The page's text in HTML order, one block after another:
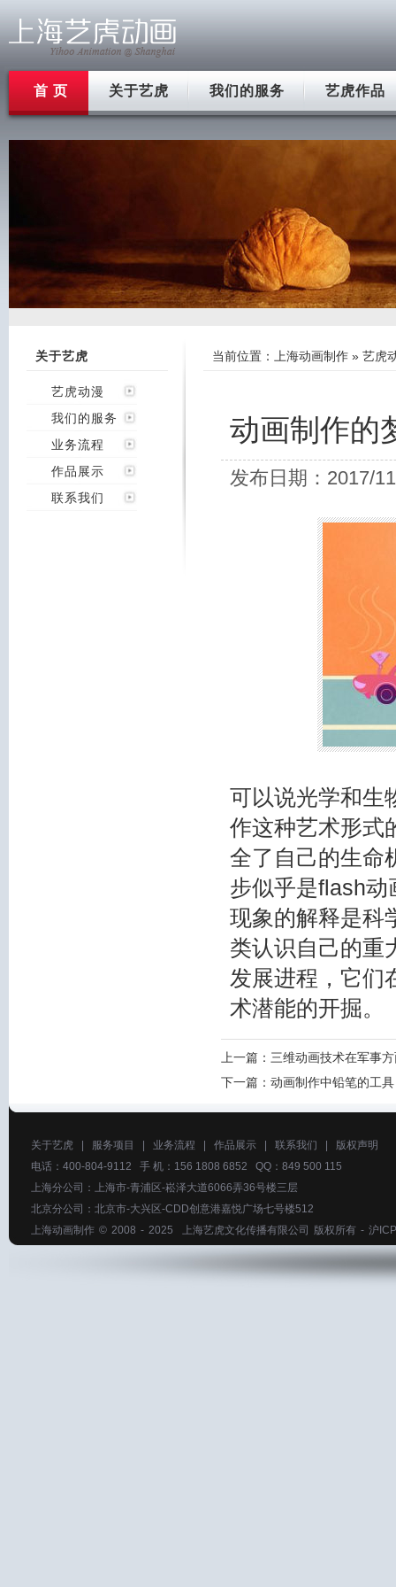
首 页 关于艺虎 我们的服务 艺虎作品
关于艺虎
艺虎动漫
我们的服务
业务流程
作品展示
联系我们
当前位置： 上海动画制作 » 艺虎
动画制作的
发布日期：2017/
可以说光学和生
作这种艺术形式
全了自己的生命
步似乎是flash动
现象的解释是科
类认识自己的重
发展进程，它们
术潜能的开掘。
上一篇： 三维动画技术在军事
下一篇： 动画制作中铅笔的工具
关于艺虎 服务项目 业务流程 作品展示 联系我们
版权声明
电话：400-804-9112 手 机：156 1808 6852 QQ：849 500 115
上海分公司：上海市-青浦区-崧泽大道6066弄36号楼三层
北京分公司：北京市-大兴区-CDD创意港嘉悦广场七号楼512
上海动画制作 © 2008 - 2025 上海艺虎文化传播有限公司 版权所有 - 沪